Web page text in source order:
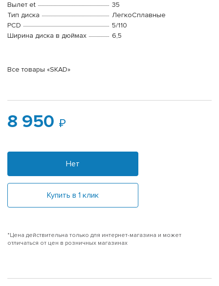
Вылет et
35
Тип диска
ЛегкоСплавные
PCD
5/110
Ширина диска в дюймах
6,5
Все товары «SKAD»
8 950
Нет
Купить в 1 клик
*Цена действительна только для интернет-магазина и может
отличаться от цен в розничных магазинах